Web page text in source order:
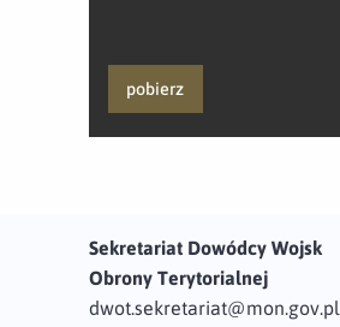
pobierz
Sekretariat Dowódcy Wojsk
Obrony Terytorialnej
dwot.sekretariat@mon.gov.pl